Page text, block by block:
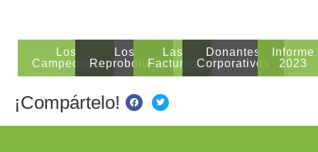
Los
Campeones
Los
Reprobones
Las
Facturas
Donantes
Corporativos
Informe
2023
¡Compártelo!